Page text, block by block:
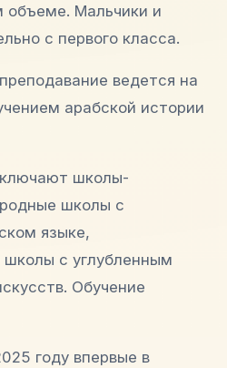
Мальчики и
с первого класса.​
ведется на
арабской истории
школы-
школы с
языке,
с углубленным
Обучение
году впервые в